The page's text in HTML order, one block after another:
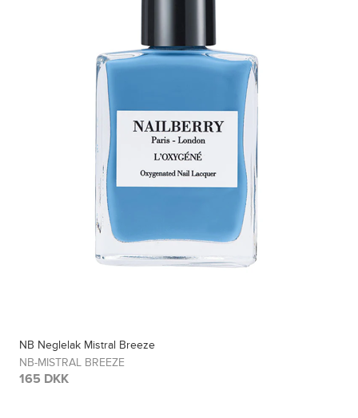
NB Neglelak Mistral Breeze
NB-MISTRAL BREEZE
165 DKK